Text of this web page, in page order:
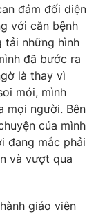
đảm đối diện
với căn bệnh
tải những hình
đã bước ra
là thay vì
mói, mình
mọi người. Bên
của mình
đang mắc phải
và vượt qua
giáo viên